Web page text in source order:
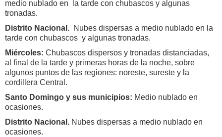
medio nublado en
la tarde con chubascos y algunas
tronadas.
Distrito Nacional. Nubes dispersas a medio nublado en la
tarde con chubascos y algunas tronadas.
Miércoles: Chubascos dispersos y tronadas distanciadas,
al final de la tarde y primeras horas de la noche, sobre
algunos puntos de las regiones: noreste, sureste y la
cordillera Central.
Santo Domingo y sus municipios: Medio nublado en
ocasiones.
Distrito Nacional. Nubes dispersas a medio nublado en
ocasiones.